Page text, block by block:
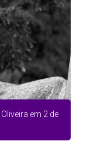
em 2 de